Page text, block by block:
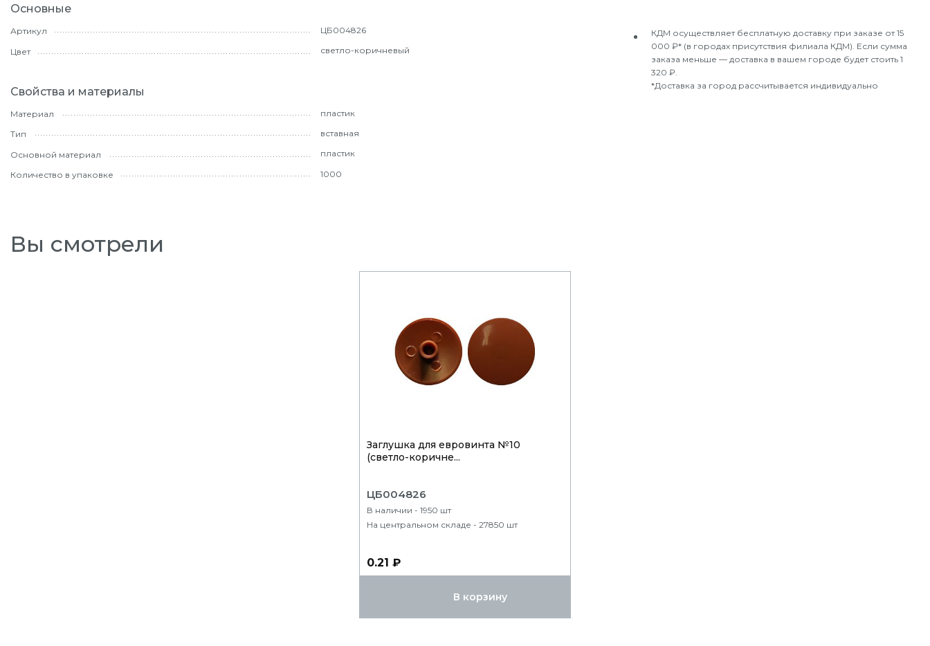
Основные
Артикул ЦБ004826
Цвет светло-коричневый
Свойства и материалы
Материал пластик
Тип вставная
Основной материал пластик
Количество в упаковке 1000
КДМ осуществляет бесплатную доставку при заказе от 15
000 ₽* (в городах присутствия филиала КДМ). Если сумма
заказа меньше — доставка в вашем городе будет стоить 1
320 ₽.
*Доставка за город рассчитывается индивидуально
Вы смотрели
Заглушка для евровинта №10
(светло-коричне...
ЦБ004826
В наличии - 1950 шт
На центральном складе - 27850 шт
0.21 ₽
В корзину